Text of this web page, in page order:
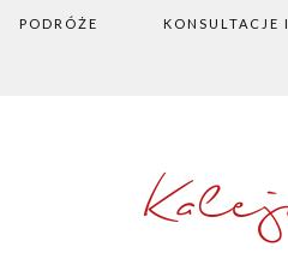
PODRÓŻE KONSULTACJE